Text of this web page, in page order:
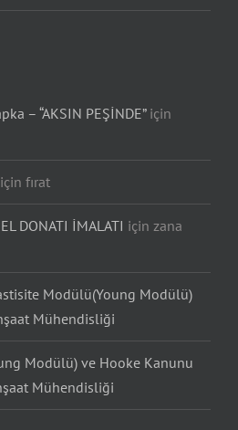
– “AKSIN PEŞİNDE”için
için fırat
DONATI İMALATI için zana
Modülü(Young Modülü)
Mühendisliği
Modülü) ve Hooke Kanunu
Mühendisliği